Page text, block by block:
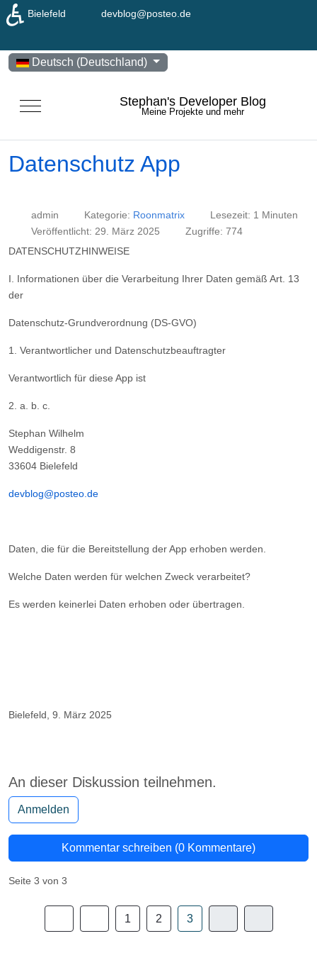
Bielefeld devblog@posteo.de
Sprache auswählen
Deutsch (Deutschland)
Mobile Menu Toggle Stephan's Developer Blog
Meine Projekte und mehr
Datenschutz App
admin Kategorie: Roonmatrix
Lesezeit: 1 Minuten
Veröffentlicht: 29. März 2025
Zugriffe: 774
DATENSCHUTZHINWEISE
I. Informationen über die Verarbeitung Ihrer Daten gemäß Art. 13
der
Datenschutz-Grundverordnung (DS-GVO)
1. Verantwortlicher und Datenschutzbeauftragter
Verantwortlich für diese App ist
2. a. b. c.
Stephan Wilhelm
Weddigenstr. 8
33604 Bielefeld
devblog@posteo.de
Daten, die für die Bereitstellung der App erhoben werden.
Welche Daten werden für welchen Zweck verarbeitet?
Es werden keinerlei Daten erhoben oder übertragen.
Bielefeld, 9. März 2025
An dieser Diskussion teilnehmen.
Anmelden
Kommentar schreiben (0 Kommentare)
Seite 3 von 3
1 2 3
♿